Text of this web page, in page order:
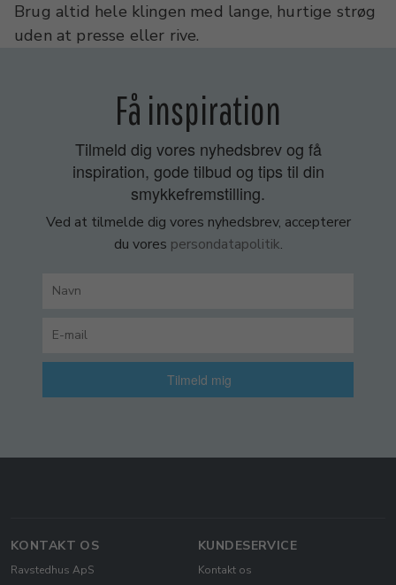
Brug altid hele klingen med lange, hurtige strøg
uden at presse eller rive.
Få inspiration
Tilmeld dig vores nyhedsbrev og få
inspiration, gode tilbud og tips til din
smykkefremstilling.
Ved at tilmelde dig vores nyhedsbrev, accepterer
du vores persondatapolitik.
Tilmeld mig
KONTAKT OS
Ravstedhus ApS
KUNDESERVICE
Kontakt os